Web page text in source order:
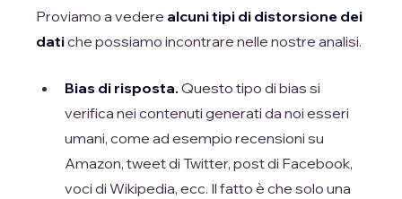
Proviamo a vedere alcuni tipi di distorsione dei
datiche possiamo incontrare nelle nostre analisi.
Bias di risposta. Questo tipo di bias si
verifica nei contenuti generati da noi esseri
umani, come ad esempio recensioni su
Amazon, tweet di Twitter, post di Facebook,
voci di Wikipedia, ecc. Il fatto è che solo una